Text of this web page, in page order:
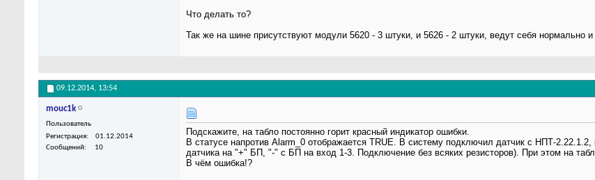
Что делать то?
Так же на шине присутствуют модули 5620 - 3 штуки, и 5626 - 2 штуки, ведут себя нормально и
09.12.2014, 13:54
mouc1k
Пользователь
Регистрация
01.12.2014
Сообщений
10
Подскажите, на табло постоянно горит красный индикатор ошибки.
В статусе напротив Alarm_0 отображается TRUE. В систему подключил датчик с НПТ-
датчика на "+" БП, "-" с БП на вход 1-3. Подключение без всяких резисторов). При этом на
В чём ошибка!?